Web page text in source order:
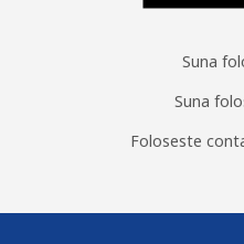
Suna
Suna
Foloseste